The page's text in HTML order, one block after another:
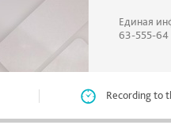
Единая
63-555-64
Recording to